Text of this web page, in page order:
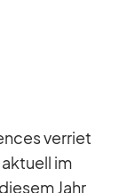
ver­riet
im
Jahr